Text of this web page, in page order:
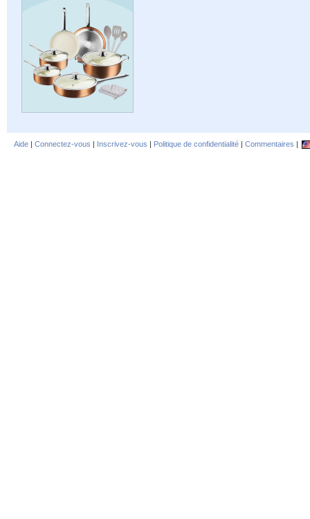
Aide | Connectez-vous | Inscrivez-vous | Politique de confidentialité | Commentaires |